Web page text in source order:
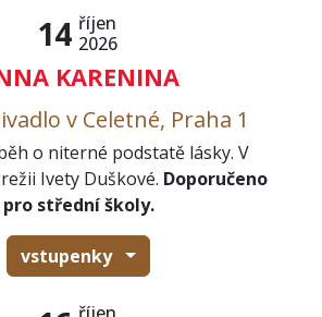
14 říjen
2026
KARENINA
v Celetné, Praha 1
o niterné podstatě lásky. V
Ivety Duškové. Doporučeno
pro střední školy.
vstupenky